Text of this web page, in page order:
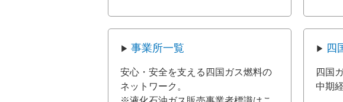
事業所一覧
安心・安全を支える四国ガス燃料の
ネットワーク。
四
四国
中期